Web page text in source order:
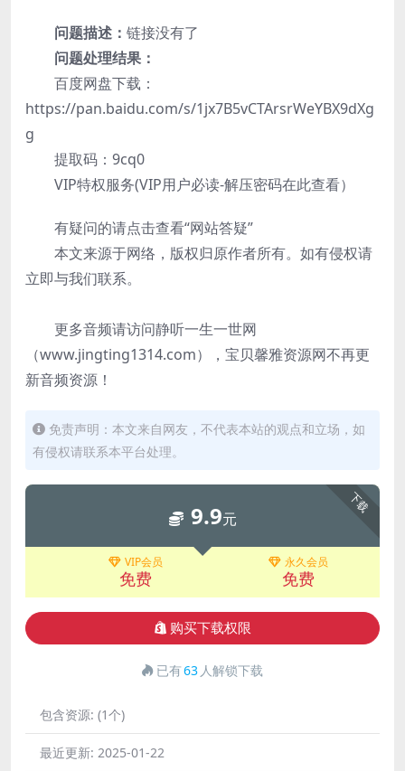
问题描述： 链接没有了
问题处理结果：
百度网盘下载：
https://pan.baidu.com/s/1jx7B5vCTArsrWeYBX9dXg
g
提取码：9cq0
VIP特权服务(VIP用户必读-解压密码在此查看）
有疑问的请点击查看“网站答疑”
本文来源于网络，版权归原作者所有。如有侵权请
立即与我们联系。
更多音频请访问静听一生一世网
（www.jingting1314.com），宝贝馨雅资源网不再更
新音频资源！
免责声明：本文来自网友，不代表本站的观点和立场，如
有侵权请联系本平台处理。
下载
9.9元
VIP会员
免费
永久会员
免费
购买下载权限
已有63 人解锁下载
包含资源: (1个)
最近更新: 2025-01-22